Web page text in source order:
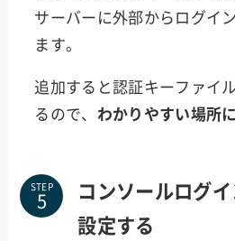
サーバーに外部からログイ
ます。
追加すると認証キーファイ
るので、 わかりやすい場所
STEP
コンソールログ
設定する